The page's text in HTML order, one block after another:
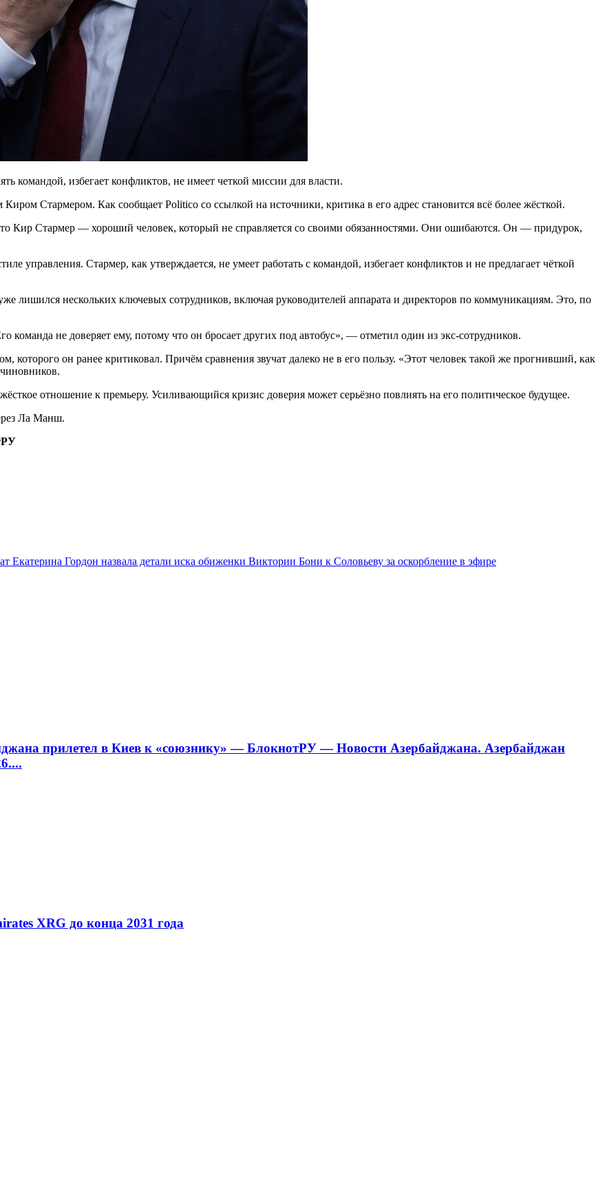
командой, избегает конфликтов, не имеет четкой миссии для власти.
Стармером. Как сообщает Politico со ссылкой на источники, критика в его адрес становится всё более жёсткой.
Кир Стармер — хороший человек, который не справляется со своими обязанностями. Они ошибаются. Он — придурок,
управления. Стармер, как утверждается, не умеет работать с командой, избегает конфликтов и не предлагает чёткой
лишился нескольких ключевых сотрудников, включая руководителей аппарата и директоров по коммуникациям. Это, по
не доверяет ему, потому что он бросает других под автобус», — отметил один из экс-сотрудников.
он ранее критиковал. Причём сравнения звучат далеко не в его пользу. «Этот человек такой же прогнивший, как
отношение к премьеру. Усиливающийся кризис доверия может серьёзно повлиять на его политическое будущее.
Ла Манш.
Екатерина Гордон назвала детали иска обиженки Виктории Бони к Соловьеву за оскорбление в эфире
прилетел в Киев к «союзнику» — БлокнотРУ — Новости Азербайджана. Азербайджан
XRG до конца 2031 года